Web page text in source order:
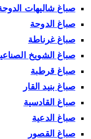
صباغ شاليهات الدوحة
صباغ الدوحة
صباغ غرناطة
صباغ الشويخ الصناعية
صباغ قرطبة
صباغ بنيد القار
صباغ القادسية
صباغ الدعية
صباغ القصور